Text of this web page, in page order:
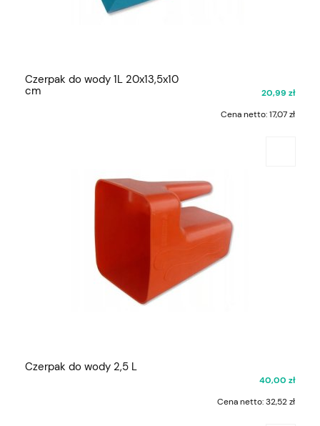
Czerpak do wody 1L 20x13,5x10
cm
20,99 zł
Cena netto:17,07 zł
Czerpak do wody 2,5 L
40,00 zł
Cena netto:32,52 zł